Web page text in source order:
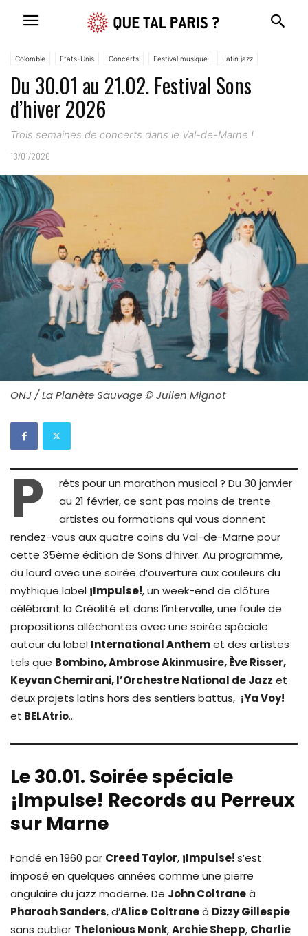
Colombie Etats-Unis Concerts Festival musique Latin jazz
Musique
Du 30.01 au 21.02. Festival Sons
d’hiver 2026
Trois semaines de concerts dans le Val-de-Marne !
13/01/2026
ONJ / La Planète Sauvage © Julien Mignot
P
rêts pour un marathon musical ? Du 30 janvier
au 21 février, ce sont pas moins de trente
artistes ou formations qui vous donnent
rendez-vous aux quatre coins du Val-de-Marne pour
cette 35ème édition de Sons d’hiver. Au programme,
du lourd avec une soirée d’ouverture aux couleurs du
mythique label ¡Impulse!, un week-end de clôture
célébrant la Créolité et dans l’intervalle, une foule de
propositions alléchantes avec une soirée spéciale
autour du label International Anthemet des artistes
tels que Bombino, Ambrose Akinmusire, Ève Risser,
Keyvan Chemirani, l’Orchestre National de Jazz et
deux projets latins hors des sentiers battus, ¡Ya Voy!
et BELAtrio…
Le 30.01. Soirée spéciale
¡Impulse! Records au Perreux
sur Marne
Fondé en 1960 par Creed Taylor, ¡Impulse!s’est
imposé en quelques années comme une pierre
angulaire du jazz moderne. De John Coltraneà
Pharoah Sanders, d’Alice Coltraneà Dizzy Gillespie
sans oublier Thelonious Monk,Archie Shepp, Charlie